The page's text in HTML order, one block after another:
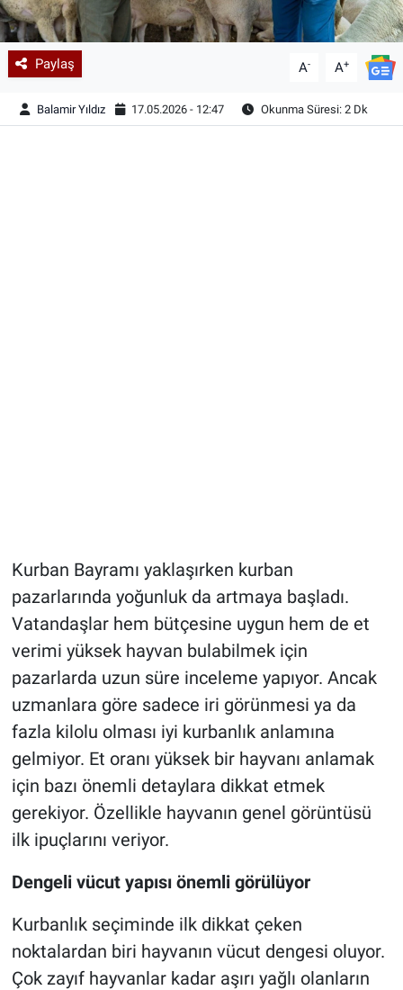
Paylaş A- A+
Balamir Yıldız 17.05.2026 - 12:47 Okunma Süresi: 2 Dk
Kurban Bayramı yaklaşırken kurban
pazarlarında yoğunluk da artmaya başladı.
Vatandaşlar hem bütçesine uygun hem de et
verimi yüksek hayvan bulabilmek için
pazarlarda uzun süre inceleme yapıyor. Ancak
uzmanlara göre sadece iri görünmesi ya da
fazla kilolu olması iyi kurbanlık anlamına
gelmiyor. Et oranı yüksek bir hayvanı anlamak
için bazı önemli detaylara dikkat etmek
gerekiyor. Özellikle hayvanın genel görüntüsü
ilk ipuçlarını veriyor.
Dengeli vücut yapısı önemli görülüyor
Kurbanlık seçiminde ilk dikkat çeken
noktalardan biri hayvanın vücut dengesi oluyor.
Çok zayıf hayvanlar kadar aşırı yağlı olanların